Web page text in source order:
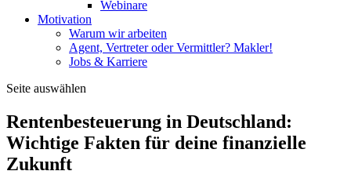
Webinare
Motivation
Warum wir arbeiten
Agent, Vertreter oder Vermittler? Makler!
Jobs & Karriere
Seite auswählen
Rentenbesteuerung in Deutschland:
Wichtige Fakten für deine finanzielle
Zukunft